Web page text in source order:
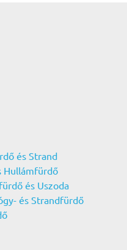
és Strand
Hullámfürdő
és Uszoda
és Strandfürdő